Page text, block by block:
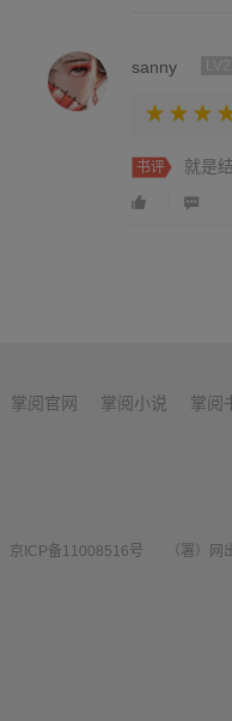
sanny
书评 就是
掌阅官网 掌阅小说 掌阅
京ICP备11008516号 （署）